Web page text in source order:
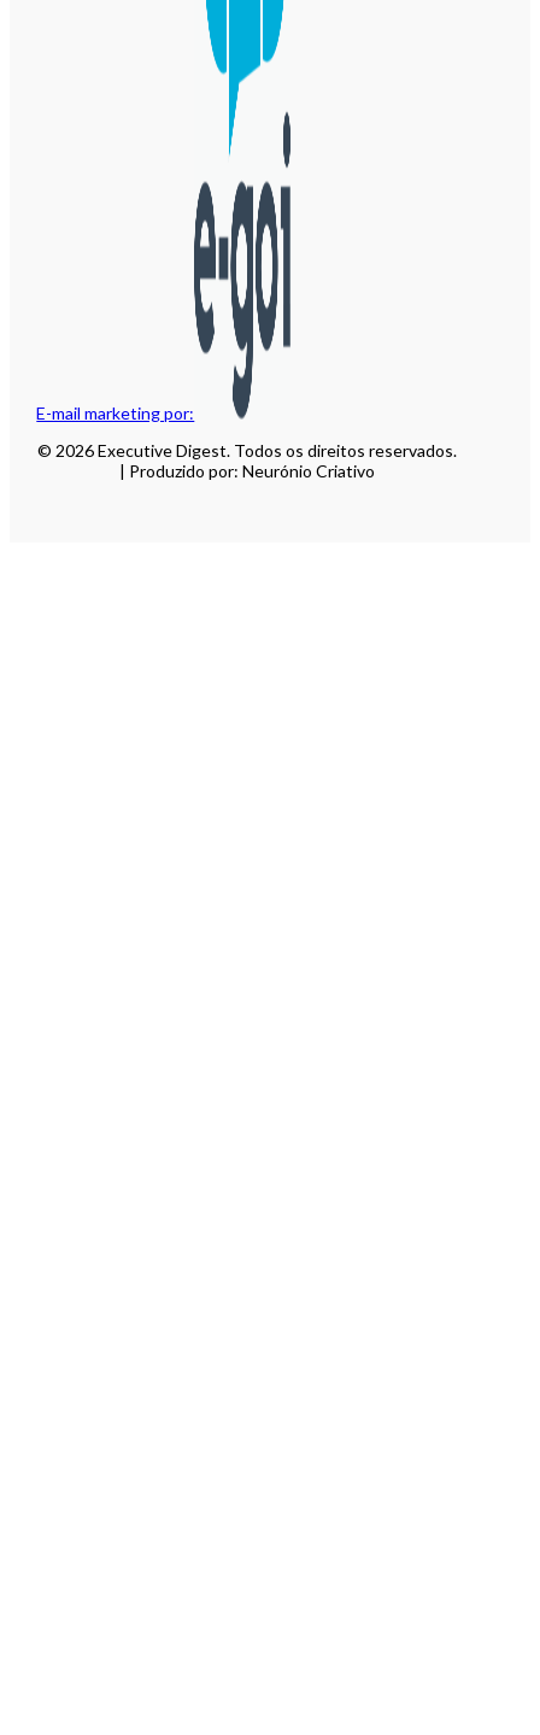
E-mail marketing por:
© 2026 Executive Digest. Todos os direitos reservados.
| Produzido por: Neurónio Criativo